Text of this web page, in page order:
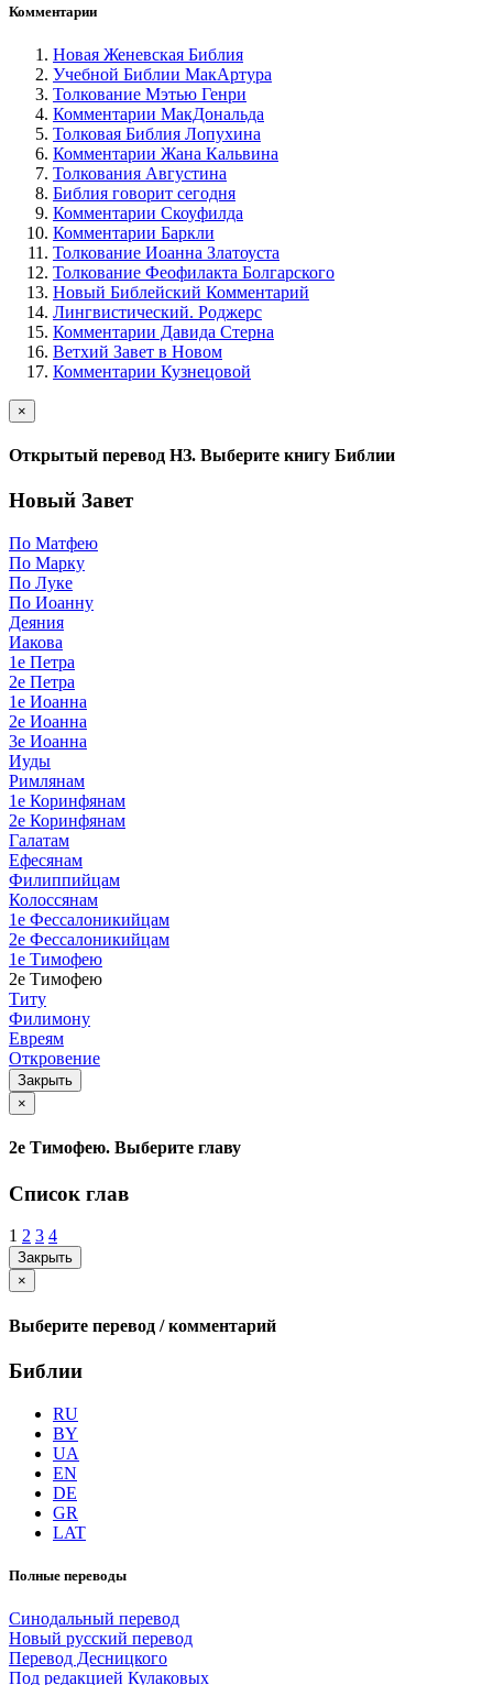
Комментарии
Новая Женевская Библия
Учебной Библии МакАртура
Толкование Мэтью Генри
Комментарии МакДональда
Толковая Библия Лопухина
Комментарии Жана Кальвина
Толкования Августина
Библия говорит сегодня
Комментарии Скоуфилда
Комментарии Баркли
Толкование Иоанна Златоуста
Толкование Феофилакта Болгарского
Новый Библейский Комментарий
Лингвистический. Роджерс
Комментарии Давида Стерна
Ветхий Завет в Новом
Комментарии Кузнецовой
×
Открытый перевод НЗ. Выберите книгу Библии
Новый Завет
По Матфею
По Марку
По Луке
По Иоанну
Деяния
Иакова
1е Петра
2е Петра
1е Иоанна
2е Иоанна
3е Иоанна
Иуды
Римлянам
1е Коринфянам
2е Коринфянам
Галатам
Ефесянам
Филиппийцам
Колоссянам
1е Фессалоникийцам
2е Фессалоникийцам
1е Тимофею
2е Тимофею
Титу
Филимону
Евреям
Откровение
Закрыть
×
2е Тимофею. Выберите главу
Список глав
1 2 3 4
Закрыть
×
Выберите перевод / комментарий
Библии
RU
BY
UA
EN
DE
GR
LAT
Полные переводы
Синодальный перевод
Новый русский перевод
Перевод Десницкого
Под редакцией Кулаковых